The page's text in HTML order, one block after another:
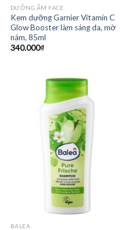
DƯỠNG ẨM FACE
Kem dưỡng Garnier Vitamin C
Glow Booster làm sáng da, mờ
nám, 85ml
340.000₫
BALEA